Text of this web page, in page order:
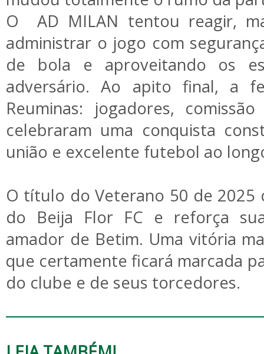
O AD MILAN tentou reagir,
administrar o jogo com
de bola e aproveitando os
adversário. Ao apito final, a
Reuminas: jogadores,
celebraram uma conquista
união e excelente futebol ao
O título do Veterano 50 de 2025
do Beija Flor FC e reforça
amador de Betim. Uma vitória
que certamente ficará marcada
do clube e de seus torcedores.